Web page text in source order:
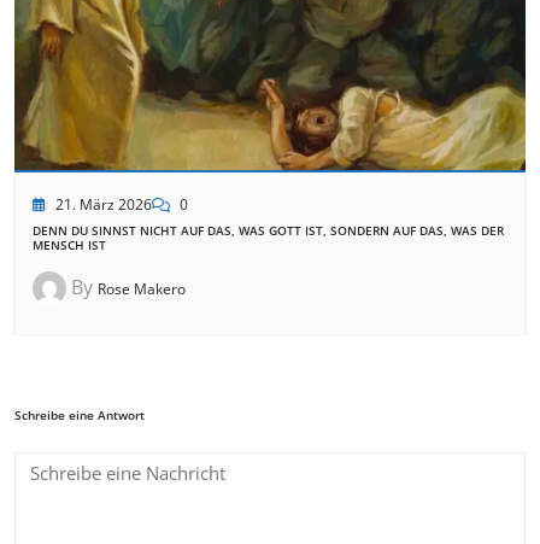
21. März 2026 0
DENN DU SINNST NICHT AUF DAS, WAS GOTT IST, SONDERN AUF DAS, WAS DER
MENSCH IST
By Rose Makero
Schreibe eine Antwort